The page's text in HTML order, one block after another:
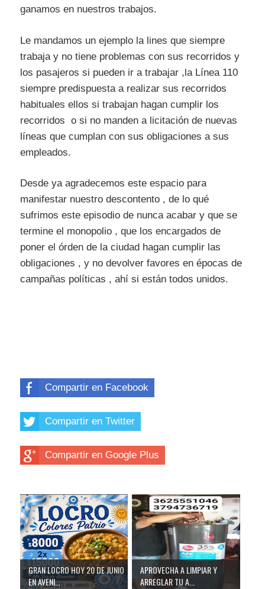
ganamos en nuestros trabajos.
Le mandamos un ejemplo la lines que siempre
trabaja y no tiene problemas con sus recorridos y
los pasajeros si pueden ir a trabajar ,la Línea 110
siempre predispuesta a realizar sus recorridos
habituales ellos si trabajan hagan cumplir los
recorridos o si no manden a licitación de nuevas
líneas que cumplan con sus obligaciones a sus
empleados.
Desde ya agradecemos este espacio para
manifestar nuestro descontento , de lo qué
sufrimos este episodio de nunca acabar y que se
termine el monopolio , que los encargados de
poner el órden de la ciudad hagan cumplir las
obligaciones , y no devolver favores en épocas de
campañas políticas , ahí si están todos unidos.
Compartir en Facebook
Compartir en Twitter
Compartir en Google Plus
GRAN LOCRO HOY 20 DE JUNIO
EN AVENI...
APROVECHA A LIMPIAR Y
ARREGLAR TU A...